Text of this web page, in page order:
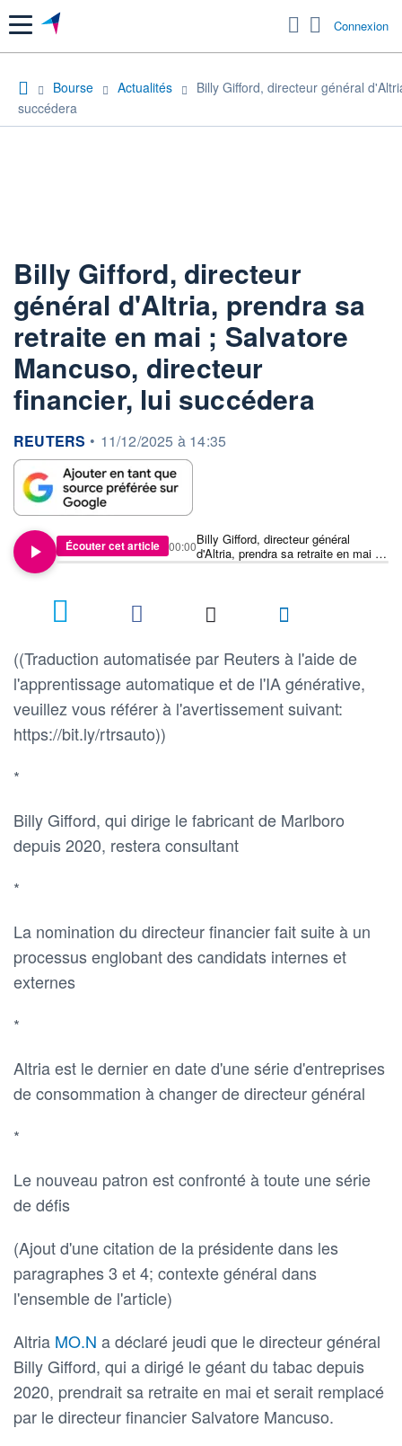
Menu Connexion
Bourse Actualités
Billy Gifford, directeur général
succédera
Billy Gifford, directeur
général d'Altria, prendra sa
retraite en mai ; Salvatore
Mancuso, directeur
financier, lui succédera
information fournie par
REUTERS • 11/12/2025 à 14:35
Écouter cet article
Billy Gifford, directeur général
d'Altria, prendra sa retraite en mai ;
Salvatore Mancuso, directeur
00:00
((Traduction automatisée par Reuters à l'aide de
l'apprentissage automatique et de l'IA générative,
veuillez vous référer à l'avertissement suivant:
https://bit.ly/rtrsauto))
*
Billy Gifford, qui dirige le fabricant de Marlboro
depuis 2020, restera consultant
*
La nomination du directeur financier fait suite à un
processus englobant des candidats internes et
externes
*
Altria est le dernier en date d'une série d'entreprises
de consommation à changer de directeur général
*
Le nouveau patron est confronté à toute une série
de défis
(Ajout d'une citation de la présidente dans les
paragraphes 3 et 4; contexte général dans
l'ensemble de l'article)
Altria MO.N a déclaré jeudi que le directeur général
Billy Gifford, qui a dirigé le géant du tabac depuis
2020, prendrait sa retraite en mai et serait remplacé
par le directeur financier Salvatore Mancuso.